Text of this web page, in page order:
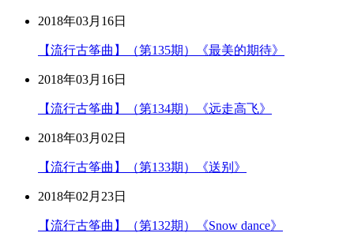
2018年03月16日
【流行古筝曲】（第135期）《最美的期待》
2018年03月16日
【流行古筝曲】（第134期）《远走高飞》
2018年03月02日
【流行古筝曲】（第133期）《送别》
2018年02月23日
【流行古筝曲】（第132期）《Snow dance》